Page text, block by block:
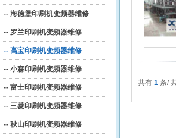
-- 海德堡印刷机变频器维修
-- 罗兰印刷机变频器维修
-- 高宝印刷机变频器维修
-- 小森印刷机变频器维修
-- 富士印刷机变频器维修
-- 三菱印刷机变频器维修
-- 秋山印刷机变频器维修
共有 1 条/